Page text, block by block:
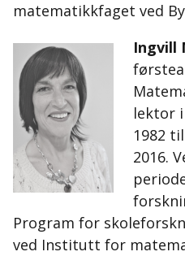
matematikkfaget ved
Ingvill
lektor
1982
2016.
Program for
ved Institutt for